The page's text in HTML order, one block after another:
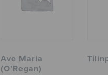
Ave Maria
(O’Regan)